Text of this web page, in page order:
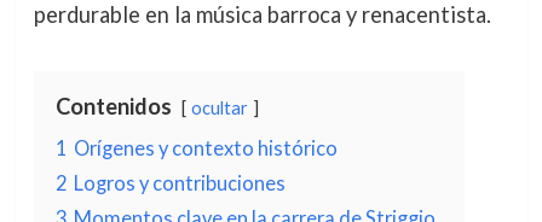
perdurable en la música barroca y renacentista.
Contenidos ocultar
1 Orígenes y contexto histórico
2 Logros y contribuciones